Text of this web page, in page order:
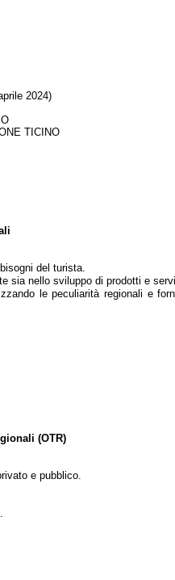
2024)
TICINO
del turista.
nello sviluppo di prodotti e
le peculiarità regionali e
(OTR)
e pubblico.